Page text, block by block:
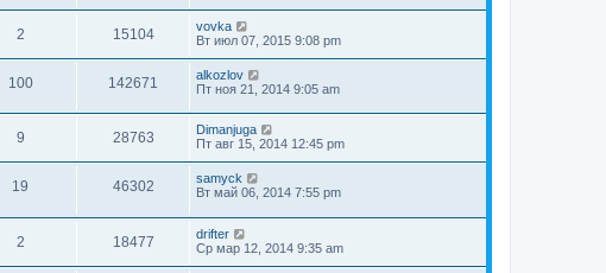
2 15104
vovka
Вт июл 07, 2015 9:08 pm
100 142671
alkozlov
Пт ноя 21, 2014 9:05 am
9 28763
Dimanjuga
Пт авг 15, 2014 12:45 pm
19 46302
samyck
Вт май 06, 2014 7:55 pm
2 18477
drifter
Ср мар 12, 2014 9:35 am